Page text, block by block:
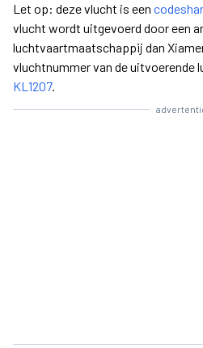
Let op: deze vlucht is een
vlucht wordt uitgevoerd door een
luchtvaartmaatschappij dan
vluchtnummer van de
KL1207.